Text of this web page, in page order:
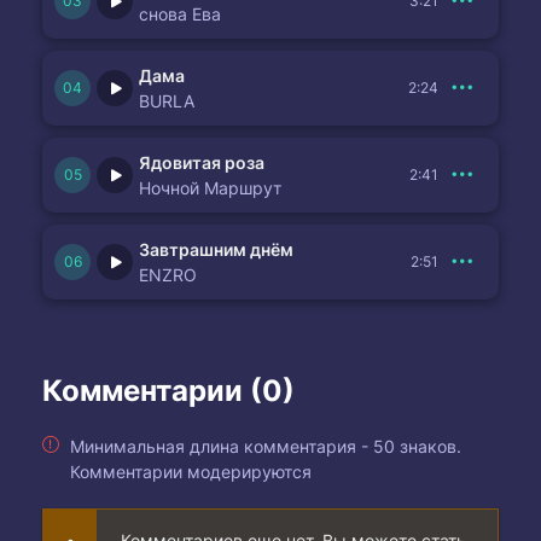
Ветерком слова сорвутся фейерверком в небеса,
Слава Богу, Слава Богу, Слава Богу – Ты со мной
снова Ева
Дама
BURLA
2:24
Ядовитая роза
Ночной Маршрут
2:41
Завтрашним днём
ENZRO
2:51
Комментарии (0)
Минимальная длина комментария - 50 знаков.
Комментарии модерируются